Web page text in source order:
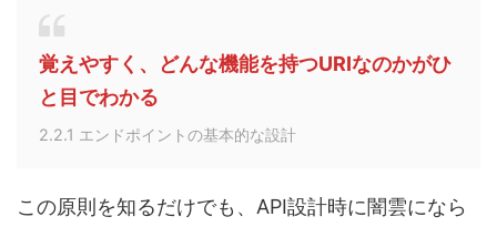
覚えやすく、どんな機能を持つURIなのかがひ
と目でわかる
2.2.1 エンドポイントの基本的な設計
この原則を知るだけでも、API設計時に闇雲になら